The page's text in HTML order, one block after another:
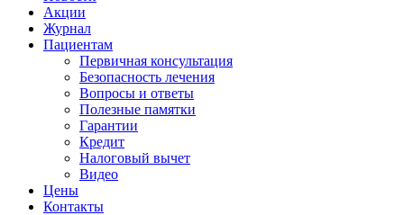
Акции
Журнал
Пациентам
Первичная консультация
Безопасность лечения
Вопросы и ответы
Полезные памятки
Гарантии
Кредит
Налоговый вычет
Видео
Цены
Контакты